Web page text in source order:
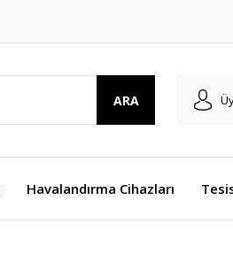
ARA
Havalandırma Cihazları